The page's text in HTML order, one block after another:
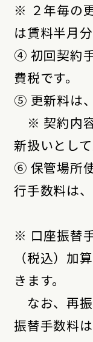
※ ２年毎の
は賃料半月
④ 初回契約
費税です。
⑤ 更新料は
※ 契約内
新扱いとし
⑥ 保管場所
行手数料は
※ 口座振替
（税込）加
きます。
なお、再
振替手数料